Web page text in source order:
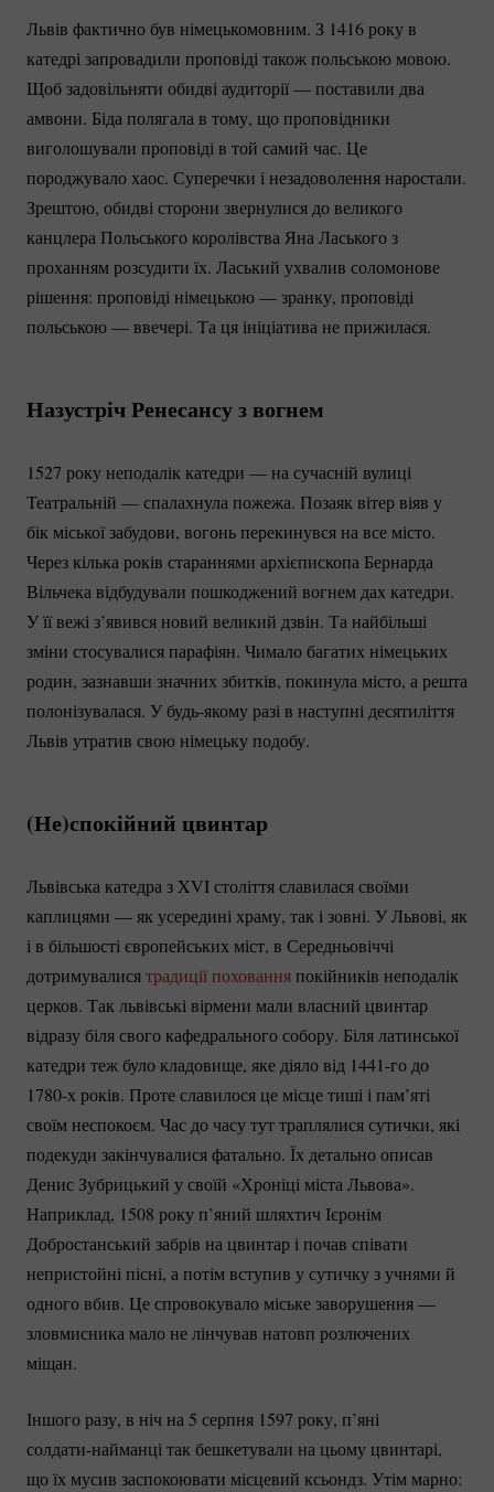
Львів фактично був німецькомовним. З 1416 року в
катедрі запровадили проповіді також польською мовою.
Щоб задовільняти обидві аудиторії — поставили два
амвони. Біда полягала в тому, що проповідники
виголошували проповіді в той самий час. Це
породжувало хаос. Суперечки і незадоволення наростали.
Зрештою, обидві сторони звернулися до великого
канцлера Польського королівства Яна Ласького з
проханням розсудити їх. Ласький ухвалив соломонове
рішення: проповіді німецькою — зранку, проповіді
польською — ввечері. Та ця ініціатива не прижилася.
Назустріч Ренесансу з вогнем
1527 року неподалік катедри — на сучасній вулиці
Театральній — спалахнула пожежа. Позаяк вітер віяв у
бік міської забудови, вогонь перекинувся на все місто.
Через кілька років стараннями архієпископа Бернарда
Вільчека відбудували пошкоджений вогнем дах катедри.
У її вежі з’явився новий великий дзвін. Та найбільші
зміни стосувалися парафіян. Чимало багатих німецьких
родин, зазнавши значних збитків, покинула місто, а решта
полонізувалася. У будь-якому разі в наступні десятиліття
Львів утратив свою німецьку подобу.
(Не)спокійний цвинтар
Львівська катедра з XVI століття славилася своїми
каплицями — як усередині храму, так і зовні. У Львові, як
і в більшості європейських міст, в Середньовіччі
дотримувалисятрадиції похованняпокійників неподалік
церков. Так львівські вірмени мали власний цвинтар
відразу біля свого кафедрального собору. Біля латинської
катедри теж було кладовище, яке діяло від 1441-го до
1780-х років. Проте славилося це місце тиші і пам’яті
своїм неспокоєм. Час до часу тут траплялися сутички, які
подекуди закінчувалися фатально. Їх детально описав
Денис Зубрицький у своїй «Хроніці міста Львова».
Наприклад, 1508 року п’яний шляхтич Ієронім
Добростанський забрів на цвинтар і почав співати
непристойні пісні, а потім вступив у сутичку з учнями й
одного вбив. Це спровокувало міське заворушення —
зловмисника мало не лінчував натовп розлючених
міщан.
Іншого разу, в ніч на 5 серпня 1597 року, п’яні
солдати-найманці так бешкетували на цьому цвинтарі,
що їх мусив заспокоювати місцевий ксьондз. Утім марно: